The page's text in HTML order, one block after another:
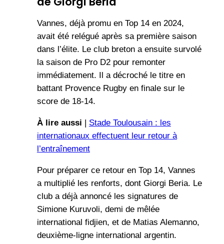
Vannes, déjà promu en Top 14 en 2024,
avait été relégué après sa première saison
dans l’élite. Le club breton a ensuite survolé
la saison de Pro D2 pour remonter
immédiatement. Il a décroché le titre en
battant Provence Rugby en finale sur le
score de 18-14.
À lire aussi | Stade Toulousain : les
internationaux effectuent leur retour à
l’entraînement
Pour préparer ce retour en Top 14, Vannes
a multiplié les renforts, dont Giorgi Beria. Le
club a déjà annoncé les signatures de
Simione Kuruvoli, demi de mêlée
international fidjien, et de Matias Alemanno,
deuxième-ligne international argentin.